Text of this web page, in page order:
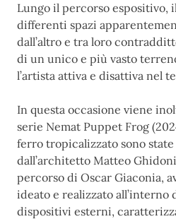
Lungo il percorso espositivo,
differenti spazi
dall’altro e tra loro
di un unico e più vasto
l’artista attiva e disattiva nel
In questa occasione viene
serie Nemat Puppet Frog
ferro tropicalizzato sono
dall’architetto Matteo
percorso di Oscar Giaconia,
ideato e realizzato
dispositivi esterni,